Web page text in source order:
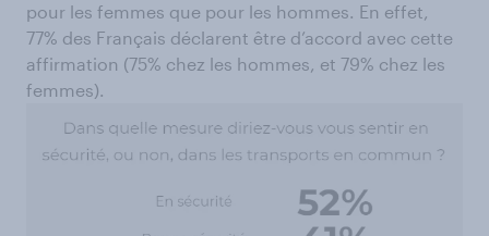
pour les femmes que pour les hommes. En effet,
77% des Français déclarent être d’accord avec cette
affirmation (75% chez les hommes, et 79% chez les
femmes).